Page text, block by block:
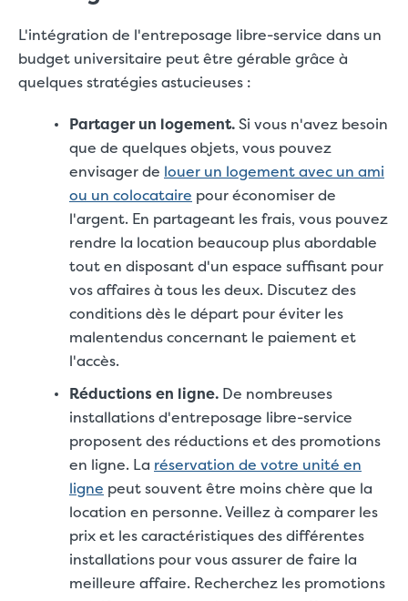
L'intégration de l'entreposage libre-service dans un
budget universitaire peut être gérable grâce à
quelques stratégies astucieuses :
Partager un logement.Si vous n'avez besoin
que de quelques objets, vous pouvez
envisager de louer un logement avec un ami
ou un colocataire pour économiser de
l'argent. En partageant les frais, vous pouvez
rendre la location beaucoup plus abordable
tout en disposant d'un espace suffisant pour
vos affaires à tous les deux. Discutez des
conditions dès le départ pour éviter les
malentendus concernant le paiement et
l'accès.
Réductions en ligne. De nombreuses
installations d'entreposage libre-service
proposent des réductions et des promotions
en ligne. La réservation de votre unité en
ligne peut souvent être moins chère que la
location en personne. Veillez à comparer les
prix et les caractéristiques des différentes
installations pour vous assurer de faire la
meilleure affaire. Recherchez les promotions